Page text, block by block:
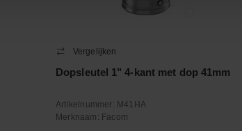
Vergelijken
Dopsleutel 1" 4-kant met dop 41mm
Artikelnummer: M41HA
Merknaam: Facom